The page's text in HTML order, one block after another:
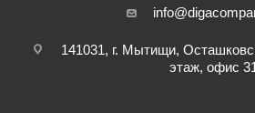
141031, г. Мытищи,
этаж, офис